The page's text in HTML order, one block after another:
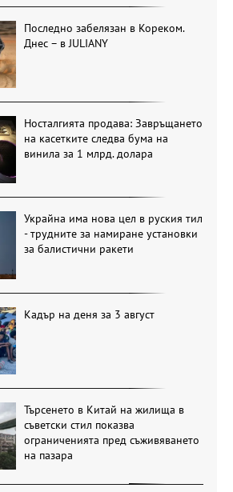
Последно забелязан в Кореком.
Днес – в JULIANY
Носталгията продава: Завръщането
на касетките следва бума на
винила за 1 млрд. долара
Украйна има нова цел в руския тил
- трудните за намиране установки
за балистични ракети
Кадър на деня за 3 август
Търсенето в Китай на жилища в
съветски стил показва
ограниченията пред съживяването
на пазара